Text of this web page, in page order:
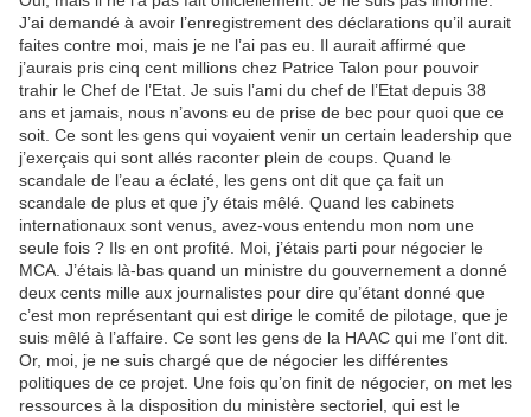
J’ai demandé à avoir l’enregistrement des déclarations qu’il aurait
faites contre moi, mais je ne l’ai pas eu. Il aurait affirmé que
j’aurais pris cinq cent millions chez Patrice Talon pour pouvoir
trahir le Chef de l’Etat. Je suis l’ami du chef de l’Etat depuis 38
ans et jamais, nous n’avons eu de prise de bec pour quoi que ce
soit. Ce sont les gens qui voyaient venir un certain leadership que
j’exerçais qui sont allés raconter plein de coups. Quand le
scandale de l’eau a éclaté, les gens ont dit que ça fait un
scandale de plus et que j’y étais mêlé. Quand les cabinets
internationaux sont venus, avez-vous entendu mon nom une
seule fois ? Ils en ont profité. Moi, j’étais parti pour négocier le
MCA. J’étais là-bas quand un ministre du gouvernement a donné
deux cents mille aux journalistes pour dire qu’étant donné que
c’est mon représentant qui est dirige le comité de pilotage, que je
suis mêlé à l’affaire. Ce sont les gens de la HAAC qui me l’ont dit.
Or, moi, je ne suis chargé que de négocier les différentes
politiques de ce projet. Une fois qu’on finit de négocier, on met les
ressources à la disposition du ministère sectoriel, qui est le